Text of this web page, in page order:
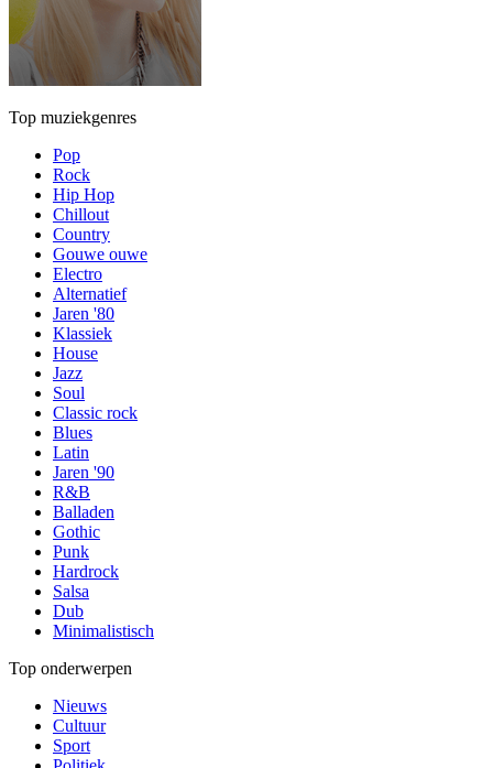
Top muziekgenres
Pop
Rock
Hip Hop
Chillout
Country
Gouwe ouwe
Electro
Alternatief
Jaren '80
Klassiek
House
Jazz
Soul
Classic rock
Blues
Latin
Jaren '90
R&B
Balladen
Gothic
Punk
Hardrock
Salsa
Dub
Minimalistisch
Top onderwerpen
Nieuws
Cultuur
Sport